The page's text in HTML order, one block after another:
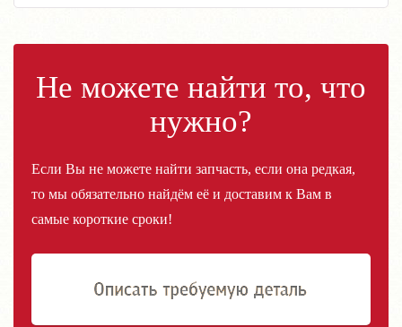
Не можете найти то, что
нужно?
Если Вы не можете найти запчасть, если она редкая,
то мы обязательно найдём её и доставим к Вам в
самые короткие сроки!